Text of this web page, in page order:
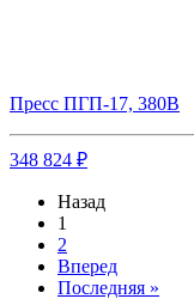
Пресс ПГП-17, 380В
348 824 ₽
Назад
1
2
Вперед
Последняя »